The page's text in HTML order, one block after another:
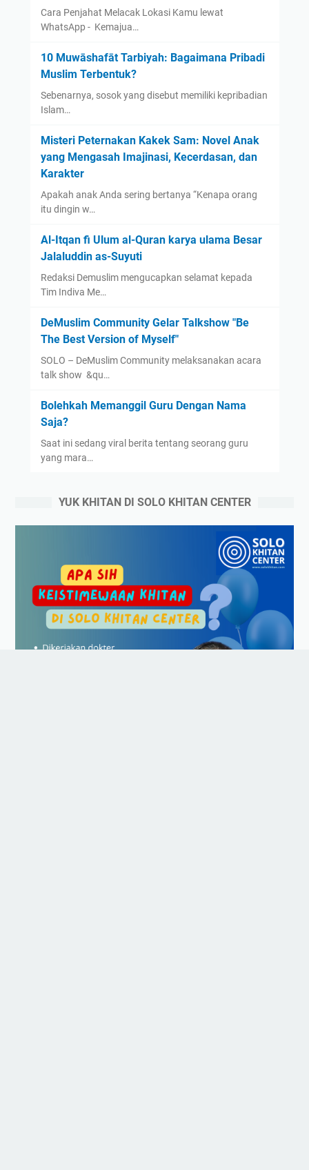
Cara Penjahat Melacak Lokasi Kamu lewat
WhatsApp - Kemajua…
10 Muwāshafāt Tarbiyah: Bagaimana Pribadi
Muslim Terbentuk?
Sebenarnya, sosok yang disebut memiliki kepribadian
Islam…
Misteri Peternakan Kakek Sam: Novel Anak
yang Mengasah Imajinasi, Kecerdasan, dan
Karakter
Apakah anak Anda sering bertanya “Kenapa orang
itu dingin w…
Al-Itqan fi Ulum al-Quran karya ulama Besar
Jalaluddin as-Suyuti
Redaksi Demuslim mengucapkan selamat kepada
Tim Indiva Me…
DeMuslim Community Gelar Talkshow "Be
The Best Version of Myself"
SOLO – DeMuslim Community melaksanakan acara
talk show &qu…
Bolehkah Memanggil Guru Dengan Nama
Saja?
Saat ini sedang viral berita tentang seorang guru
yang mara…
YUK KHITAN DI SOLO KHITAN CENTER